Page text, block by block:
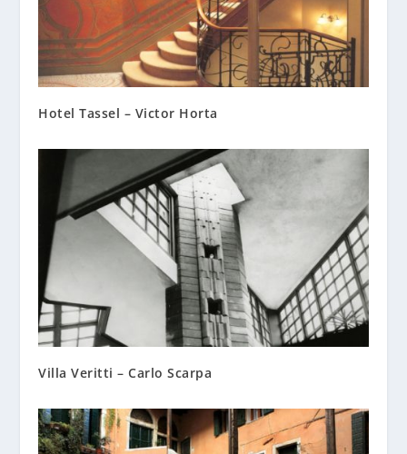
Hotel Tassel – Victor Horta
Villa Veritti – Carlo Scarpa